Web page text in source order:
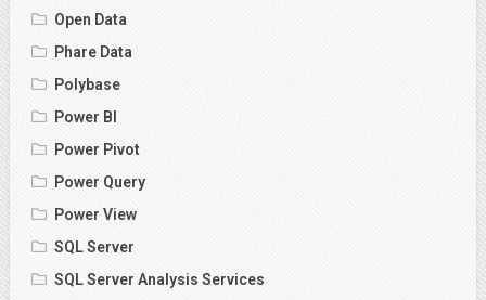
Open Data
Phare Data
Polybase
Power BI
Power Pivot
Power Query
Power View
SQL Server
SQL Server Analysis Services